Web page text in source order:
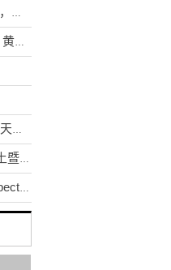
今日报丨50岁的袁立，已经活成了“笑话”，网友：别把没礼貌当真性情
可惜了！李盈莹为了地方体育放弃留洋，黄金期不出去很难比肩朱婷
工作日加班工资怎么算_加班费怎么算|天天热推荐
环球视讯！华南混凝土展|2023广州混凝土暨砂浆展会8月召开
世界百事通！expect的用法归纳总结_expect的用法